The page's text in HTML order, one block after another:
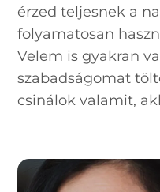
érzed teljesnek a
folyamatosan
Velem is gyakran
szabadságomat
csinálok valamit,